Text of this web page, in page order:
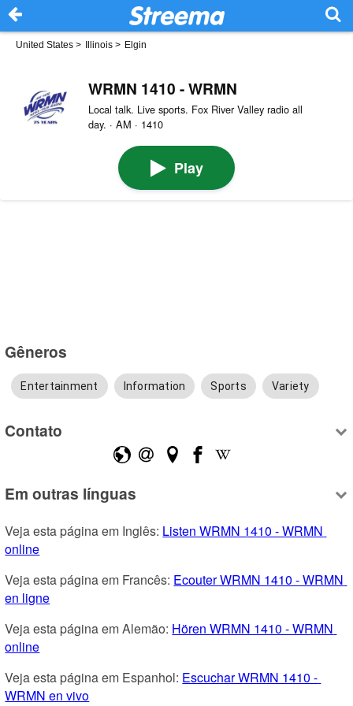
United States > Illinois > Elgin
WRMN 1410 - WRMN
Local talk. Live sports. Fox River Valley radio all
day. · AM · 1410
Play
Gêneros
Entertainment Information Sports Variety
Contato
Em outras línguas
Veja esta página em Inglês: Listen WRMN 1410 - WRMN
online
Veja esta página em Francês: Ecouter WRMN 1410 - WRMN
en ligne
Veja esta página em Alemão: Hören WRMN 1410 - WRMN
online
Veja esta página em Espanhol: Escuchar WRMN 1410 -
WRMN en vivo